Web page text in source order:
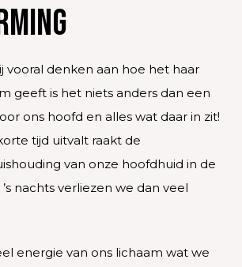
vooral denken aan hoe het haar
geeft is het niets anders dan een
ons hoofd en alles wat daar in zit!
tijd uitvalt raakt de
van onze hoofdhuid in de
nachts verliezen we dan veel
energie van ons lichaam wat we